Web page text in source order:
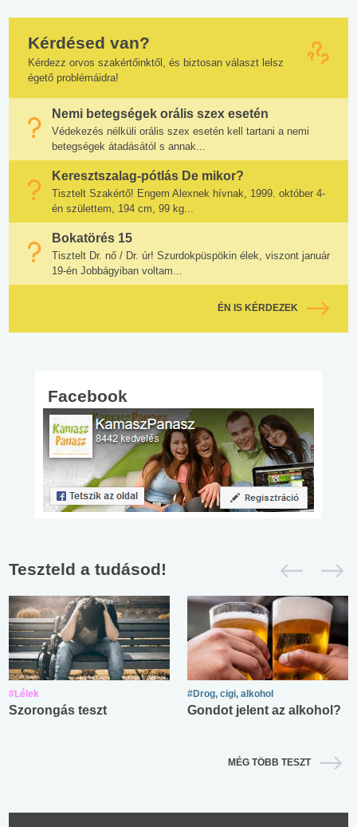
Kérdésed van?
Kérdezz orvos szakértőinktől, és biztosan választ lelsz
égető problémáidra!
Nemi betegségek orális szex esetén
Védekezés nélküli orális szex esetén kell tartani a nemi
betegségek átadásától s annak...
Keresztszalag-pótlás De mikor?
Tisztelt Szakértő! Engem Alexnek hívnak, 1999. október 4-
én születtem, 194 cm, 99 kg...
Bokatörés 15
Tisztelt Dr. nő / Dr. úr! Szurdokpüspökin élek, viszont január
19-én Jobbágyiban voltam...
ÉN IS KÉRDEZEK
Facebook
Teszteld a tudásod!
#Lélek
Szorongás teszt
#Drog, cigi, alkohol
Gondot jelent az alkohol?
MÉG TÖBB TESZT